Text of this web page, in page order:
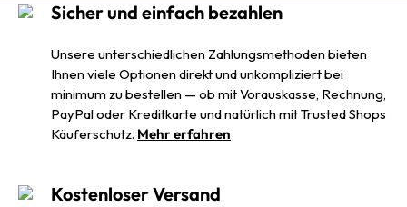
Sicher und einfach bezahlen
Unsere unterschiedlichen Zahlungsmethoden bieten
Ihnen viele Optionen direkt und unkompliziert bei
minimum zu bestellen — ob mit Vorauskasse, Rechnung,
PayPal oder Kreditkarte und natürlich mit Trusted Shops
Käuferschutz. Mehr erfahren
Kostenloser Versand